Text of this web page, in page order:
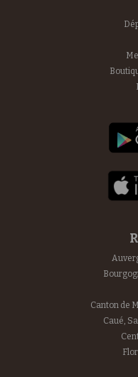
Canton de
Caué,